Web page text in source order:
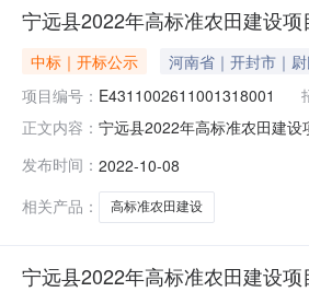
宁远县2022年高标准农田建设
中标｜开标公示
河南省｜开封市｜
项目编号： E4311002611001318001
正文内容： 宁远县2022年高标准农田建
称:湖北宫辉建筑工程有限公
发布时间： 2022-10-08
相关产品：
高标准农田建设
宁远县2022年高标准农田建设